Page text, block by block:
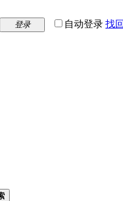
登录 自动登录 找